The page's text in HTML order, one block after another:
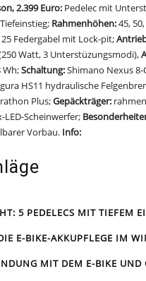
2.399 Euro: Pedelec mit
Rahmenhöhen:45,
Federgabel mit Lock-pit;
Watt, 3 Unterstüzungsmodi),
Wh;Schaltung:Shimano Nexus
HS11 hydraulische
Plus;Gepäckträger:
LED-Scheinwerfer;
Vorbau. Info:
5 PEDELECS MIT TIEFEM
E-BIKE-AKKUPFLEGE IM
MIT DEM E-BIKE UND